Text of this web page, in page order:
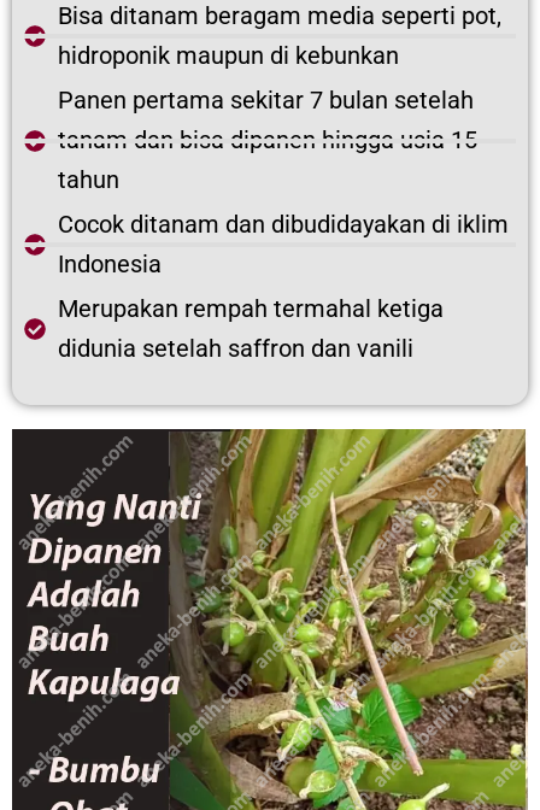
Bisa ditanam beragam media seperti pot,
hidroponik maupun di kebunkan
Panen pertama sekitar 7 bulan setelah
tanam dan bisa dipanen hingga usia 15
tahun
Cocok ditanam dan dibudidayakan di iklim
Indonesia
Merupakan rempah termahal ketiga
didunia setelah saffron dan vanili